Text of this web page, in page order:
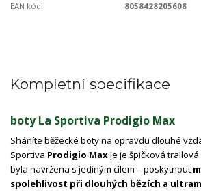
EAN kód:
8058428205608
Kompletní specifikace
boty La Sportiva Prodigio Max
Sháníte běžecké boty na opravdu dlouhé
Sportiva Prodigio Maxje je špičková
byla navržena s jediným cílem – poskytnout
spolehlivost při dlouhých bězích a